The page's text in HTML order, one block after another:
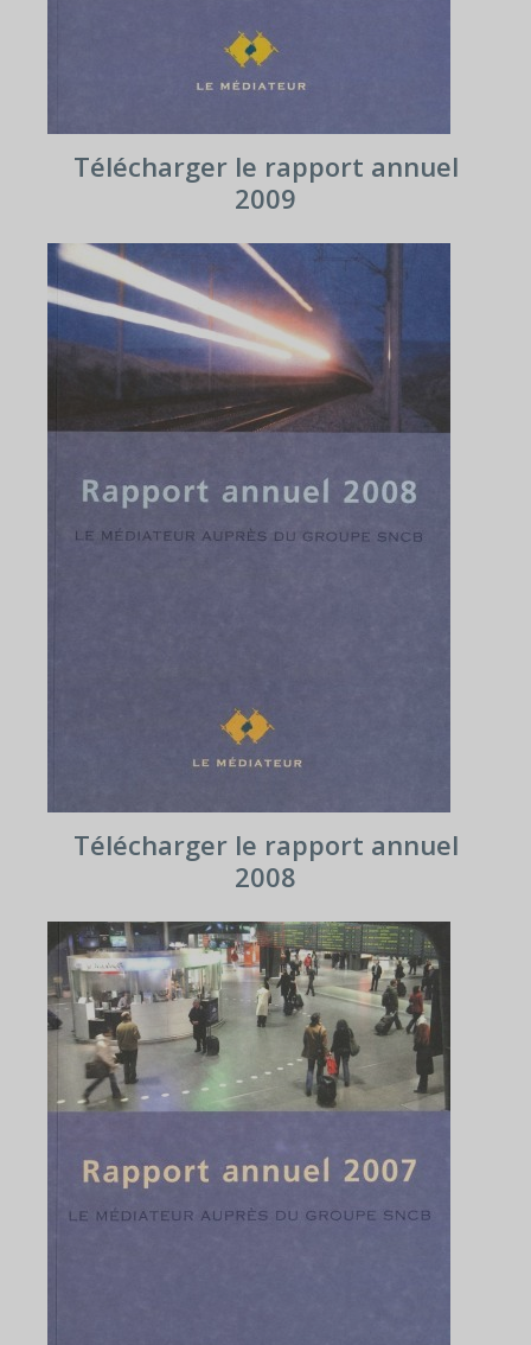
Télécharger le rapport annuel
2009
Télécharger le rapport annuel
2008